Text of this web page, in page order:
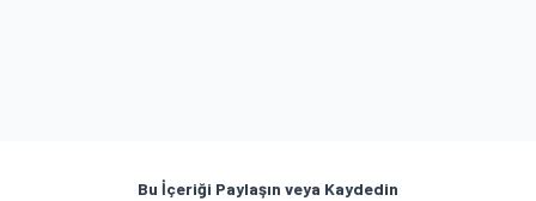
Bu İçeriği Paylaşın veya Kaydedin